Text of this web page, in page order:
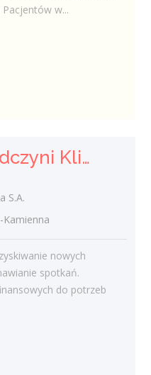
w...
Doradca / Doradczyni Klienta
S.A.
nowych
spotkań.
do potrzeb